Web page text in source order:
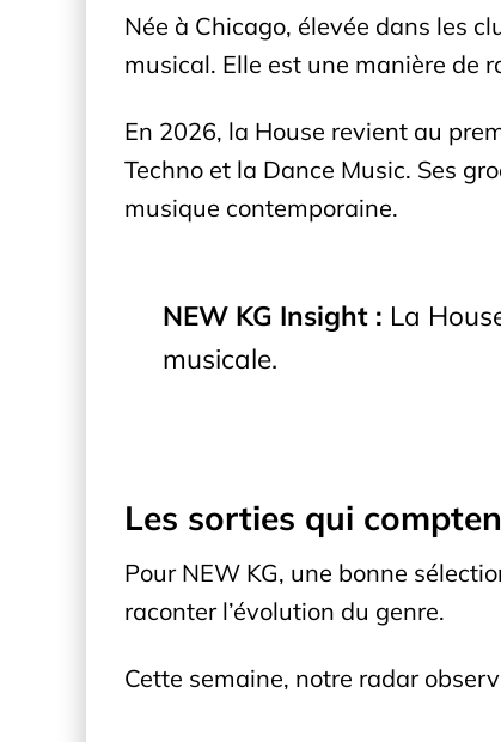
Née à Chicago, élevée dans les
musical. Elle est une manière de
En 2026, la House revient au
Techno et la Dance Music. Ses
musique contemporaine.
NEW KG Insight : La
musicale.
Les sorties qui
Pour NEW KG, une bonne
raconter l’évolution du genre.
Cette semaine, notre radar